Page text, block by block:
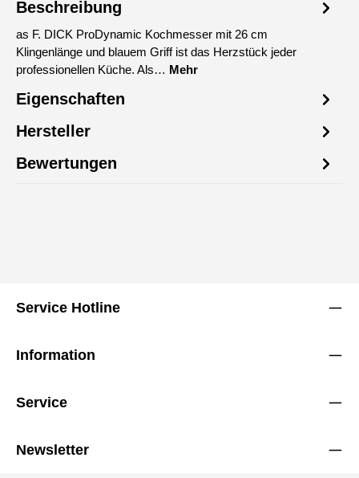
Beschreibung
as F. DICK ProDynamic Kochmesser mit 26 cm
Klingenlänge und blauem Griff ist das Herzstück jeder
professionellen Küche. Als… Mehr
Eigenschaften
Hersteller
Bewertungen
Service Hotline
Information
Service
Newsletter